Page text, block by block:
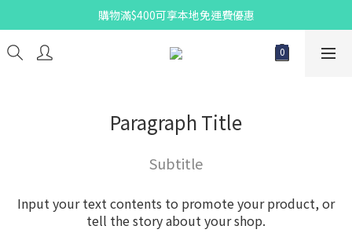
購物滿$400可享本地免運費優惠
Paragraph Title
Subtitle
Input your text contents to promote your product, or
tell the story about your shop.